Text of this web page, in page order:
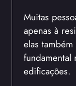
Muitas
apenas à
elas
fundamental
edificações.